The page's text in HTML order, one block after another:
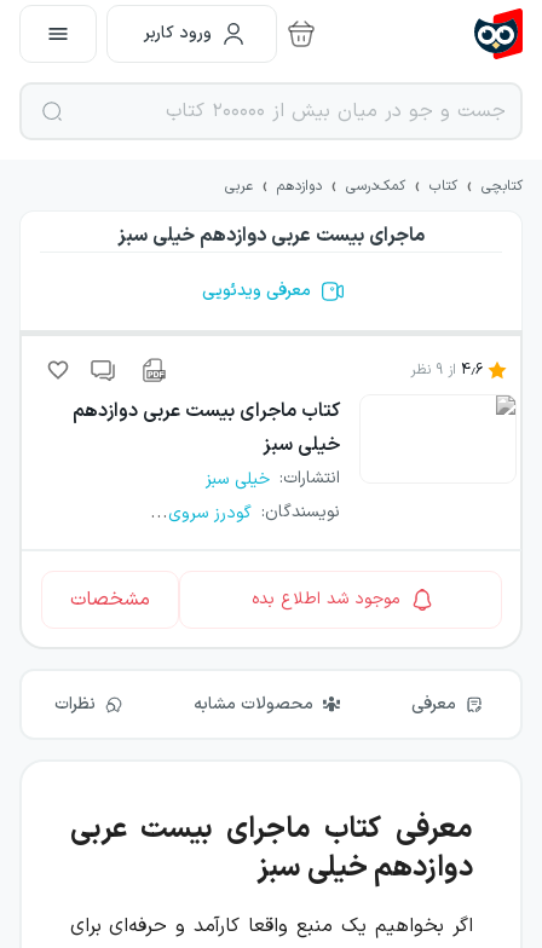
ورود کاربر
کتابچی › کتاب › کمک‌درسی › دوازدهم › عربی
ماجرای بیست عربی دوازدهم خیلی سبز
معرفی ویدئویی
4.6 از9 نظر
کتاب ماجرای بیست عربی دوازدهم
خیلی سبز
انتشارات: خیلی سبز
نویسندگان: گودرز سروی...
موجود شد اطلاع بده مشخصات
معرفی محصولات مشابه نظرات
معرفی کتاب ماجرای بیست عربی
دوازدهم خیلی سبز
اگر بخواهیم یک منبع واقعا کارآمد و حرفه‌ای برای